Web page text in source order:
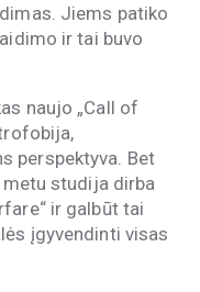
Jiems patiko
ir tai buvo
naujo „Call of
perspektyva. Bet
studija dirba
ir galbūt tai
įgyvendinti visas